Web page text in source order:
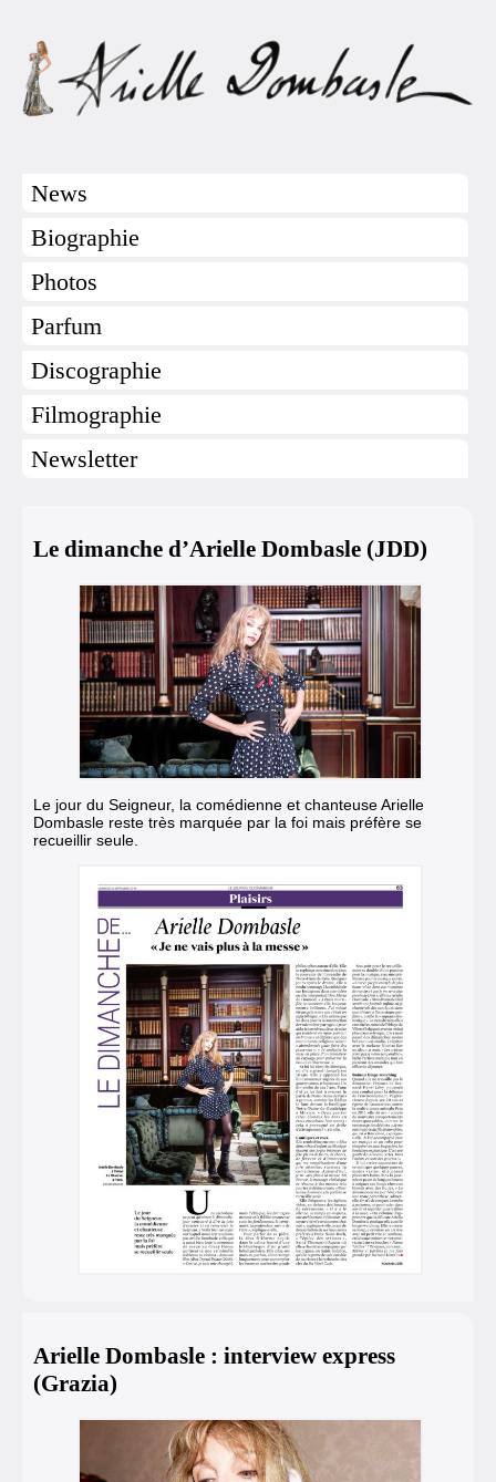
News
Biographie
Photos
Parfum
Discographie
Filmographie
Newsletter
Le dimanche d’Arielle Dombasle (JDD)
Le jour du Seigneur, la comédienne et chanteuse Arielle
Dombasle reste très marquée par la foi mais préfère se
recueillir seule.
Arielle Dombasle : interview express
(Grazia)